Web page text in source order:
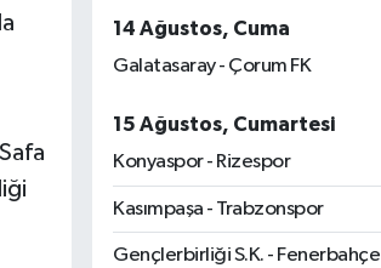
14 Ağustos, Cuma
Galatasaray - Çorum FK
15 Ağustos, Cumartesi
Konyaspor - Rizespor
Kasımpaşa - Trabzonspor
Gençlerbirliği S.K. - Fenerbahçe